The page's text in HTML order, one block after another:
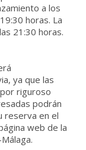
a los
horas. La
21:30 horas.
ya que las
riguroso
podrán
reserva en el
web de la